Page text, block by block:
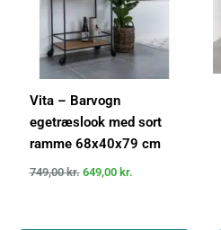
Vita – Barvogn
egetræslook med sort
ramme 68x40x79 cm
749,00kr. 649,00 kr.